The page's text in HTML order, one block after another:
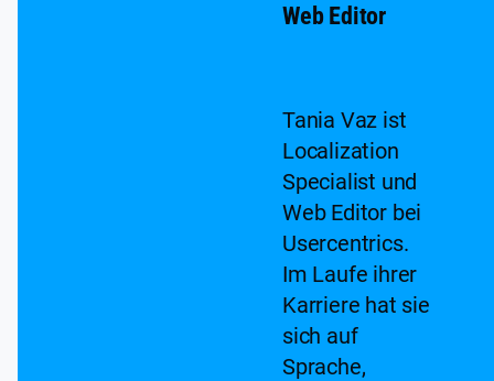
Web Editor
Tania Vaz ist
Localization
Specialist und
Web Editor bei
Usercentrics.
Im Laufe ihrer
Karriere hat sie
sich auf
Sprache,